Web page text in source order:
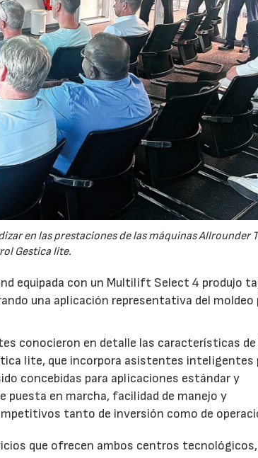
en las prestaciones de las máquinas Allrounder
Gestica lite.
equipada con un Multilift Select 4 produjo
una aplicación representativa del moldeo
conocieron en detalle las características de
lite, que incorpora asistentes inteligentes
concebidas para aplicaciones estándar y
puesta en marcha, facilidad de manejo y
tanto de inversión como de
que ofrecen ambos centros